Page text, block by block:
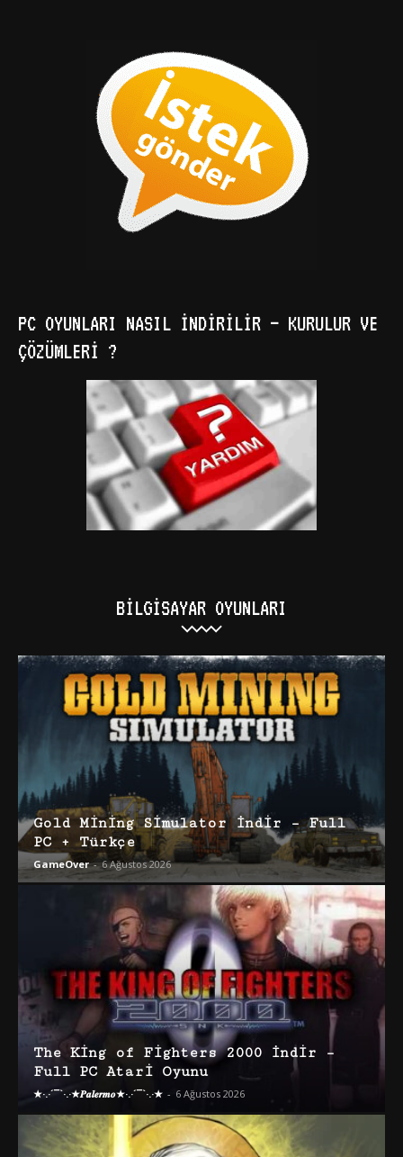
PC OYUNLARI NASIL İNDIRILIR – KURULUR VE
ÇÖZÜMLERI ?
BILGISAYAR OYUNLARI
Gold Mining Simulator İndir – Full
PC + Türkçe
GameOver - 6 Ağustos 2026
The King of Fighters 2000 İndir –
Full PC Atari Oyunu
★·.·´¯`·.·★𝑷𝒂𝒍𝒆𝒓𝒎𝒐★·.·´¯`·.·★ - 6 Ağustos 2026